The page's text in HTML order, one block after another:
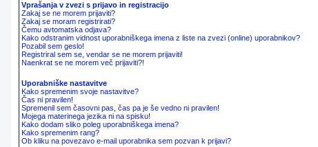
Vprašanja v zvezi s prijavo in registracijo
Zakaj se ne morem prijaviti?
Zakaj se moram registrirati?
Čemu avtomatska odjava?
Kako odstranim vidnost uporabniškega imena z liste na zvezi (online) uporabnikov?
Pozabil sem geslo!
Registriral sem se, vendar se ne morem prijaviti!
Naenkrat se ne morem več prijaviti?!
Uporabniške nastavitve
Kako spremenim svoje nastavitve?
Čas ni pravilen!
Spremenil sem časovni pas, čas pa je še vedno ni pravilen!
Mojega materinega jezika ni na spisku!
Kako dodam sliko poleg uporabniškega imena?
Kako spremenim rang?
Ob kliku na povezavo e-mail uporabnika sem pozvan k prijavi?